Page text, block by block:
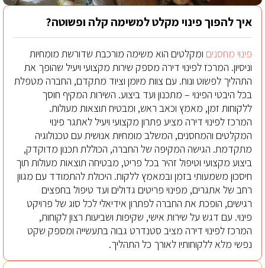
איך להפוך פינוי מקלט למשימה קלה ופשוטה?
פינוי מחסנים ומקלטים הוא משימה מורכבת שדורשת מומחיות
וניסיון. המרכז לפינוי דירה מספק שירות מקצועי ויעיל שהופך את
התהליך לפשוט ונוח. עם צוות מיומן וציוד מתקדם, החברה מטפלת
בכל היבטי הפינוי – מתכנון ועד ביצוע. השירות המקיף חוסך
ללקוחות זמן, מאמץ וכאב ראש, ומבטיח תוצאות מעולות.
המרכז לפינוי דירה מציע פתרון מקצועי ויעיל לאתגר פינוי
המקלטים והמחסנים, המשלב מומחיות אנושית עם טכנולוגיה
מתקדמת. הגישה המקיפה של החברה, הכוללת תכנון מדוקדק,
ביצוע מקצועי וטיפול זהיר בכל פריט, מבטיחה תוצאות מעולות תוך
חיסכון משמעותי בזמן ובמאמץ ללקוח. היכולת להתמודד עם מגוון
רחב של אתגרים, מפינוי פריטים גדולים ועד טיפול בחפצים
רגישים, הופכת את החברה לפתרון אידיאלי לכל סוג של פרויקט
פינוי. עם דגש על שירות אישי, שקיפות ושביעות רצון לקוחות,
המרכז לפינוי דירה מציב סטנדרט גבוה בתעשייה ומספק שקט
נפשי מלא ללקוחותיו לאורך כל התהליך.